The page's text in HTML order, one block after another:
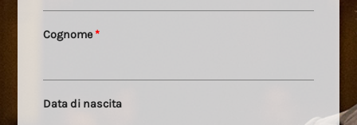
Cognome*
Data di nascita